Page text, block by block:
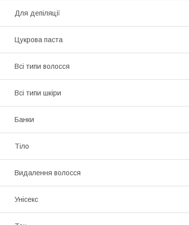
Для депіляції
Цукрова паста
Всі типи волосся
Всі типи шкіри
Банки
Тіло
Видалення волосся
Унісекс